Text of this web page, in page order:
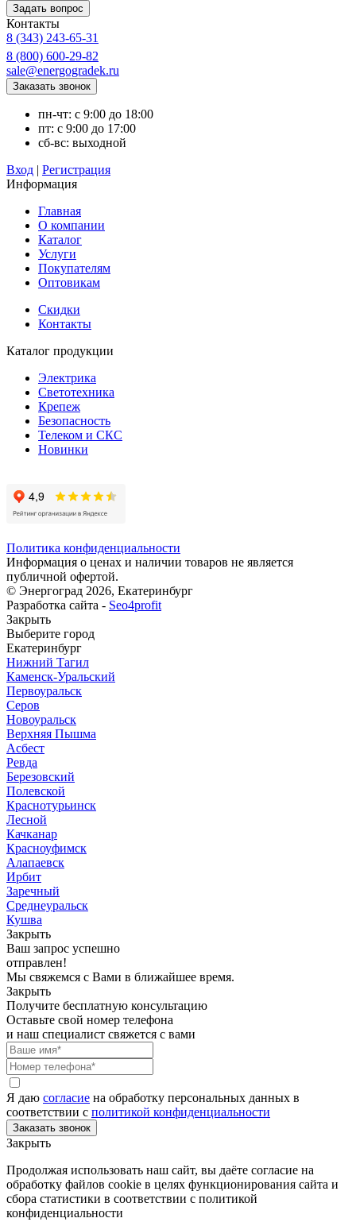
Контакты
8 (343) 243-65-31
8 (800) 600-29-82
sale@energogradek.ru
пн-чт: с 9:00 до 18:00
пт: с 9:00 до 17:00
сб-вс: выходной
Вход | Регистрация
Информация
Главная
О компании
Каталог
Услуги
Покупателям
Оптовикам
Скидки
Контакты
Каталог продукции
Электрика
Светотехника
Крепеж
Безопасность
Телеком и СКС
Новинки
Политика конфиденциальности
Информация о ценах и наличии товаров не является
публичной офертой.
© Энергоград 2026, Екатеринбург
Разработка сайта - Seo4profit
Закрыть
Выберите город
Екатеринбург
Нижний Тагил
Каменск-Уральский
Первоуральск
Серов
Новоуральск
Верхняя Пышма
Асбест
Ревда
Березовский
Полевской
Краснотурьинск
Лесной
Качканар
Красноуфимск
Алапаевск
Ирбит
Заречный
Среднеуральск
Кушва
Закрыть
Ваш запрос успешно
отправлен!
Мы свяжемся с Вами в ближайшее время.
Закрыть
Получите бесплатную консультацию
Оставьте свой номер телефона
и наш специалист свяжется с вами
Я даю согласие на обработку персональных данных в
соответствии с политикой конфиденциальности
Закрыть
Продолжая использовать наш сайт, вы даёте согласие на
обработку файлов cookie в целях функционирования сайта и
сбора статистики в соответствии с политикой
конфиденциальности